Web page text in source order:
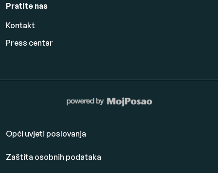
Pratite nas
Kontakt
Press centar
Opći uvjeti poslovanja
Zaštita osobnih podataka